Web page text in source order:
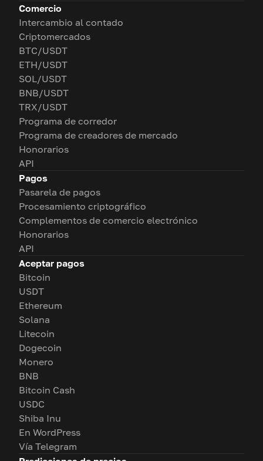
Comercio
Intercambio al contado
Criptomercados
BTC/USDT
ETH/USDT
SOL/USDT
BNB/USDT
TRX/USDT
Programa de corredor
Programa de creadores de mercado
Honorarios
API
Pagos
Pasarela de pagos
Procesamiento criptográfico
Complementos de comercio electrónico
Honorarios
API
Aceptar pagos
Bitcoin
USDT
Ethereum
Solana
Litecoin
Dogecoin
Monero
BNB
Bitcoin Cash
USDC
Shiba Inu
En WordPress
Vía Telegram